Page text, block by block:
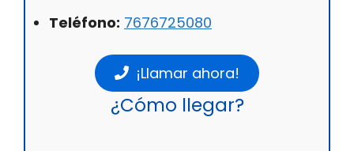
Teléfono: 7676725080
¡Llamar ahora!
¿Cómo llegar?